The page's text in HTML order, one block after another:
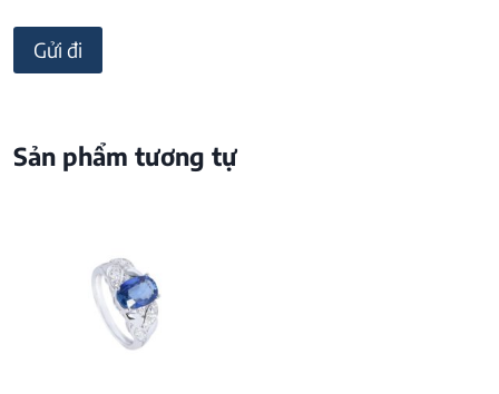
Sản phẩm tương tự